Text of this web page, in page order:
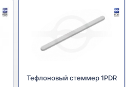
Тефлоновый стеммер 1PDR